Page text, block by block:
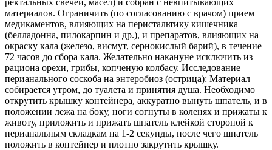
материалов. Ограничить (по согласованию с врачом) прием
медикаментов, влияющих на перистальтику кишечника
(белладонна, пилокарпин и др.), и препаратов, влияющих на
окраску кала (железо, висмут, сернокислый барий), в течение
72 часов до сбора кала. Желательно накануне исключить из
рациона орехи, грибы, копченую колбасу. Исследование
перианального соскоба на энтеробиоз (острица): Материал
собирается утром, до туалета и принятия душа. Необходимо
открутить крышку контейнера, аккуратно вынуть шпатель, и в
положении лежа на боку, ноги согнуты в коленях и прижаты к
животу, приложить и прижать шпатель клейкой стороной к
перианальным складкам на 1-2 секунды, после чего шпатель
положить в контейнер и плотно закрутить крышку.